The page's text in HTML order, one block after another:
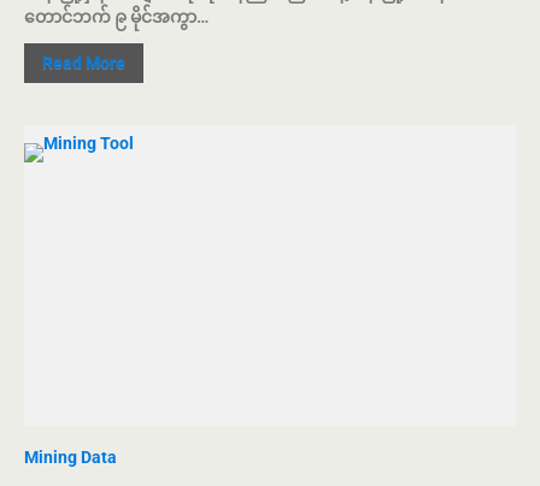
တောင်ဘက် ၉ မိုင်အကွာ…
Read More
Mining Data